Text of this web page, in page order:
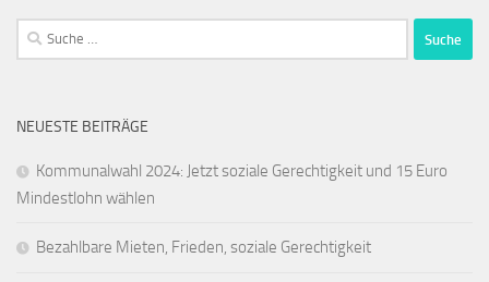
Suche
nach:
NEUESTE BEITRÄGE
Kommunalwahl 2024: Jetzt soziale Gerechtigkeit und 15 Euro
Mindestlohn wählen
Bezahlbare Mieten, Frieden, soziale Gerechtigkeit